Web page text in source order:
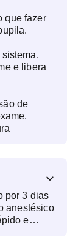
que fazer
e libera
de
por 3 dias
anestésico
e